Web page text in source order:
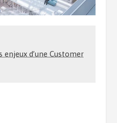
d’une Customer